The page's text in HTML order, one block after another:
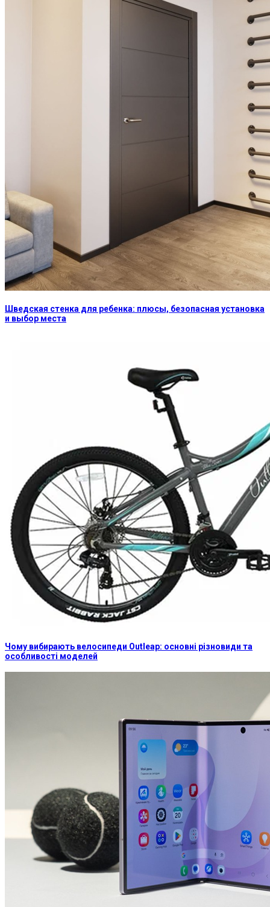
Шведская стенка для ребенка: плюсы, безопасная установка
и выбор места
Чому вибирають велосипеди Outleap: основні різновиди та
особливості моделей